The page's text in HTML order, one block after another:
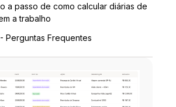
a passo de como calcular diárias de
a trabalho
Perguntas Frequentes